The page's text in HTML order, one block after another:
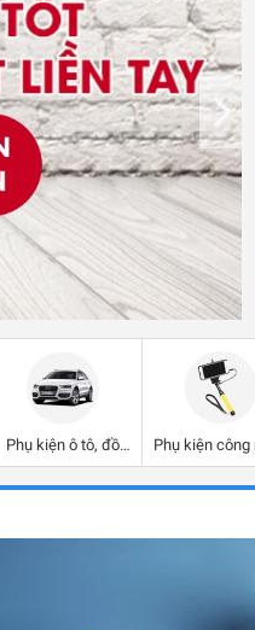
Phụ kiện ô tô, đồ
chơi ô tô
Phụ kiện công